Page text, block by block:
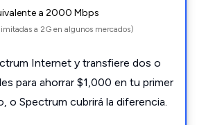
a 2000 Mbps
a 2G en algunos mercados)
Internet y transfiere dos o
para ahorrar $1,000 en tu primer
o Spectrum cubrirá la diferencia.